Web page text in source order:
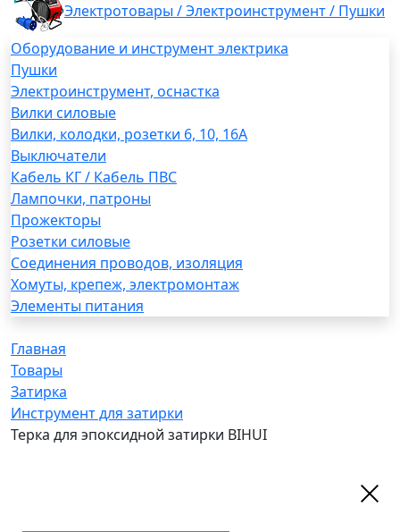
Электротовары / Электроинструмент / Пушки
Оборудование и инструмент электрика
Пушки
Электроинструмент, оснастка
Вилки силовые
Вилки, колодки, розетки 6, 10, 16А
Выключатели
Кабель КГ / Кабель ПВС
Лампочки, патроны
Прожекторы
Розетки силовые
Соединения проводов, изоляция
Хомуты, крепеж, электромонтаж
Элементы питания
Главная
Товары
Затирка
Инструмент для затирки
Терка для эпоксидной затирки BIHUI